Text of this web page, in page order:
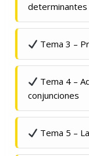
determinantes
Tema 3 –
Tema 4 –
conjunciones
Tema 5 –